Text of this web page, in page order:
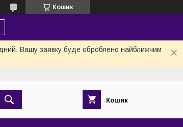
Кошик
Вашу заявку буде оброблено найближчим
Кошик